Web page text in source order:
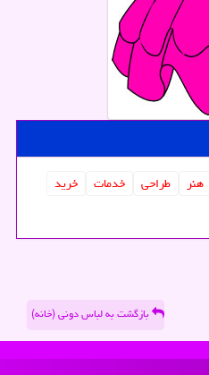
هنر طراحی خدمات
خرید
بازگشت به لباس دونی (خانه)